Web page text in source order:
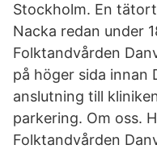
Stockholm. En
Nacka redan under
Folktandvården
på höger sida innan
anslutning till
parkering. Om oss.
Folktandvården